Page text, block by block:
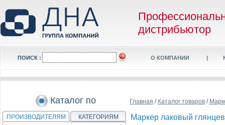
дистрибьютор
ПОИСК : О КОМПАНИИ |
Каталог по
ПРОИЗВОДИТЕЛЯМ КАТЕГОРИЯМ
Главная / Каталог товаров /
Маркер лаковый